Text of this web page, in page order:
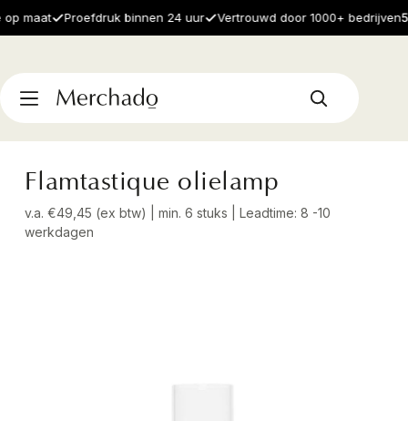
Proefdruk binnen 24 uur Vertrouwd door 1000+ bedrijven5.0
Flamtastique olielamp
v.a. €49,45 (ex btw) | min. 6 stuks | Leadtime: 8 -10
werkdagen